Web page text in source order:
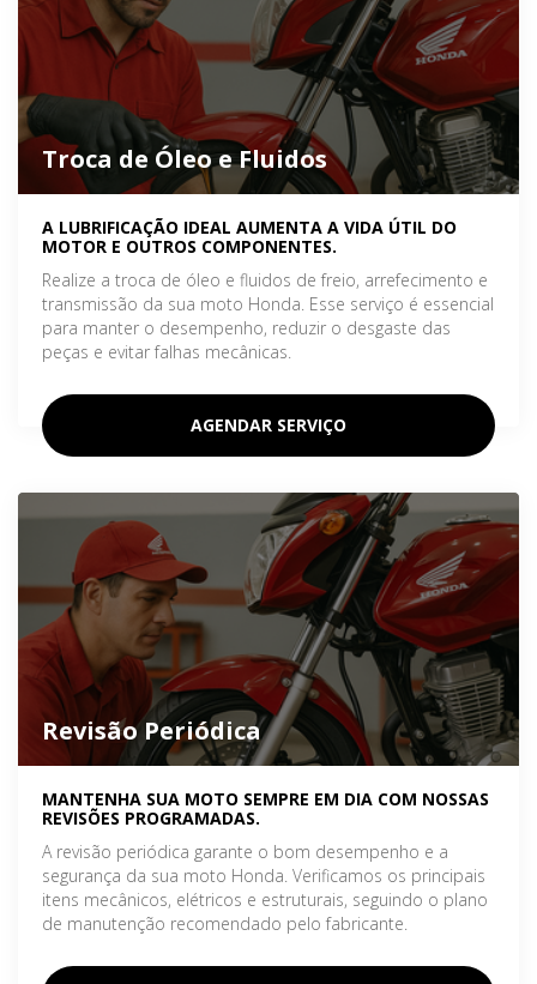
Troca de Óleo e Fluidos
A LUBRIFICAÇÃO IDEAL AUMENTA A VIDA ÚTIL DO
MOTOR E OUTROS COMPONENTES.
Realize a troca de óleo e fluidos de freio, arrefecimento e
transmissão da sua moto Honda. Esse serviço é essencial
para manter o desempenho, reduzir o desgaste das
peças e evitar falhas mecânicas.
AGENDAR SERVIÇO
Revisão Periódica
MANTENHA SUA MOTO SEMPRE EM DIA COM NOSSAS
REVISÕES PROGRAMADAS.
A revisão periódica garante o bom desempenho e a
segurança da sua moto Honda. Verificamos os principais
itens mecânicos, elétricos e estruturais, seguindo o plano
de manutenção recomendado pelo fabricante.